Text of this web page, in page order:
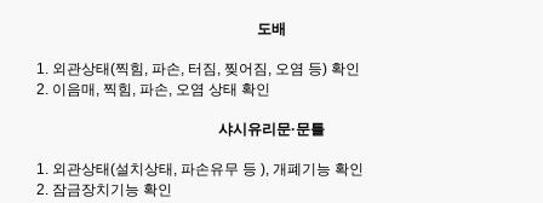
도배
외관상태(찍힘, 파손, 터짐, 찢어짐, 오염 등) 확인
이음매, 찍힘, 파손, 오염 상태 확인
샤시유리문·문틀
외관상태(설치상태, 파손유무 등 ), 개폐기능 확인
잠금장치기능 확인